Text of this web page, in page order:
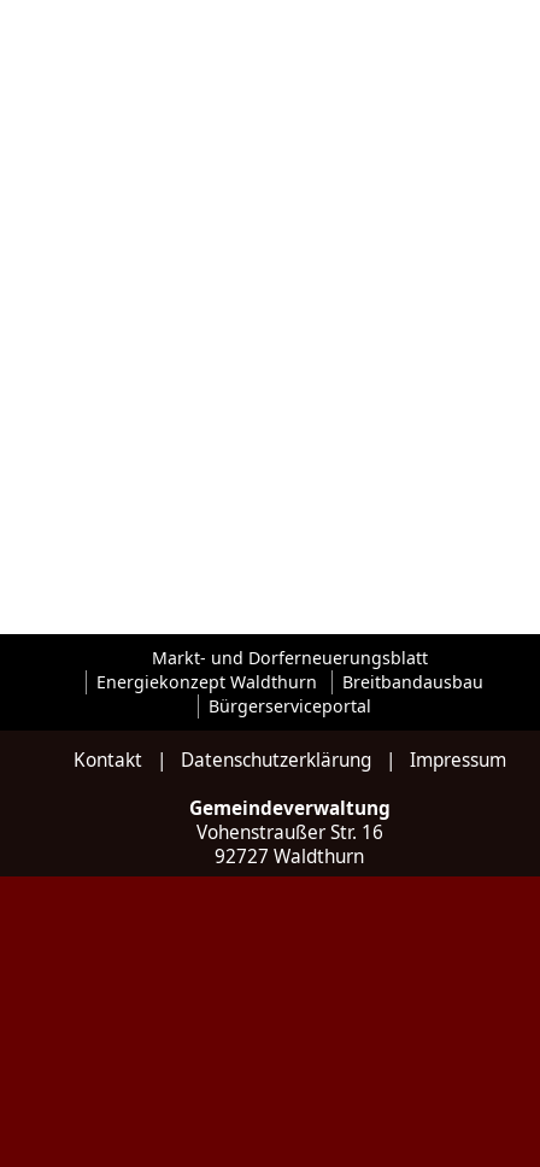
Markt- und Dorferneuerungsblatt
Energiekonzept Waldthurn
Breitbandausbau
Bürgerserviceportal
Kontakt| Datenschutzerklärung| Impressum
Gemeindeverwaltung
Vohenstraußer Str. 16
92727 Waldthurn